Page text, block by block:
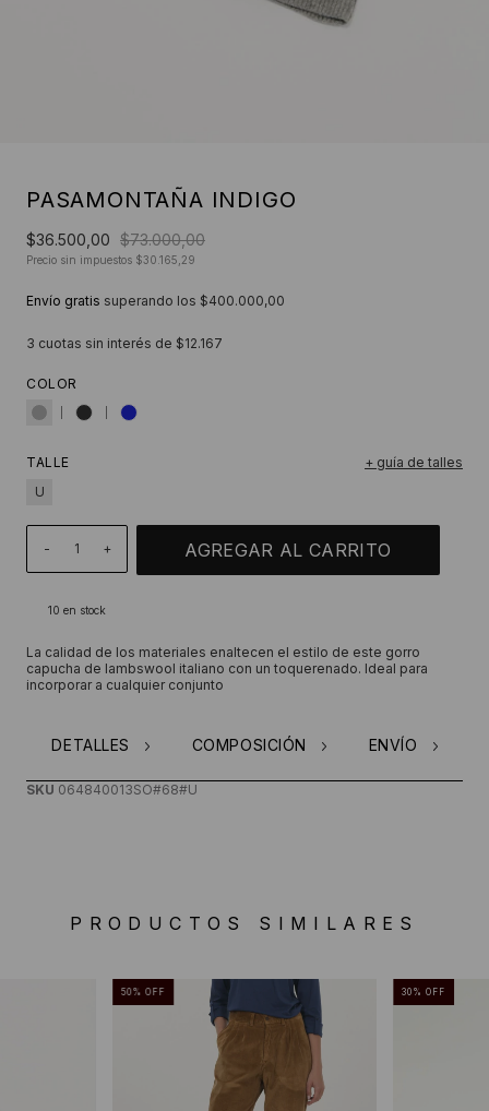
PASAMONTAÑA INDIGO
$36.500,00 $73.000,00
Precio sin impuestos $30.165,29
Envío gratis superando los $400.000,00
3 cuotas sin interés de $12.167
COLOR
TALLE
+ guía de talles
U
- +
10 en stock
La calidad de los materiales enaltecen el estilo de este gorro
capucha de lambswool italiano con un toquerenado. Ideal para
incorporar a cualquier conjunto
DETALLES COMPOSICIÓN ENVÍO
SKU 064840013SO#68#U
PRODUCTOS SIMILARES
50% OFF 30 %OFF